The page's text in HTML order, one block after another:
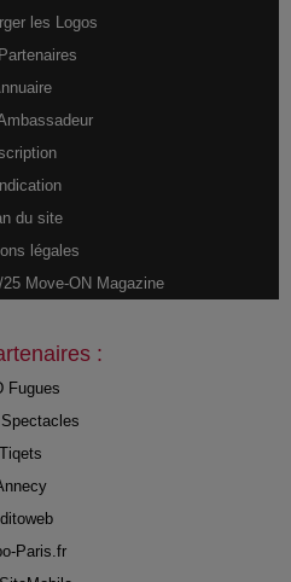
les Logos
du site
légales
Move-ON Magazine
:
Fugues
Tiqets
Paris.fr